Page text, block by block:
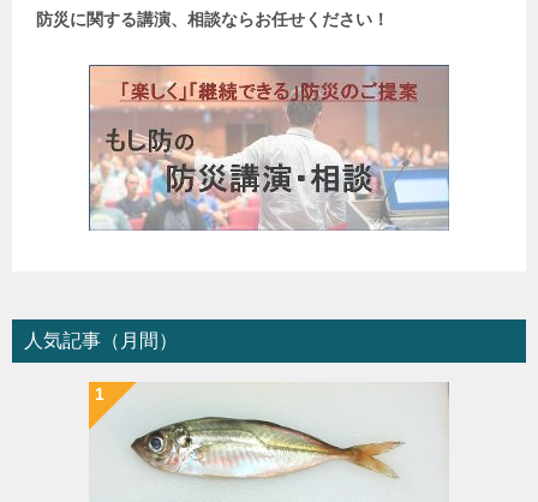
防災に関する講演、相談ならお任せください！
人気記事（月間）